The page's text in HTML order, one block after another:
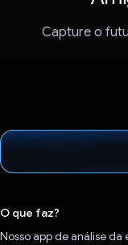
Capture o
O que faz?
Nosso app de análise